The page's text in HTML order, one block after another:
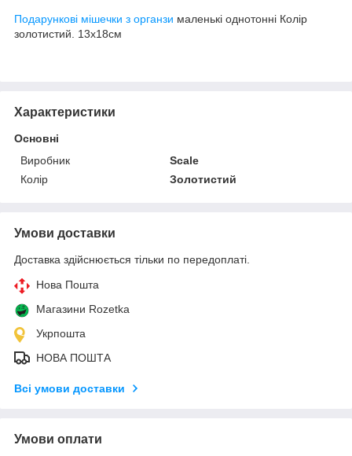
Подарункові мішечки з органзи маленькі однотонні Колір
золотистий. 13х18см
Характеристики
Основні
Виробник
Scale
Колір
Золотистий
Умови доставки
Доставка здійснюється тільки по передоплаті.
Нова Пошта
Магазини Rozetka
Укрпошта
НОВА ПОШТА
Всі умови доставки
Умови оплати